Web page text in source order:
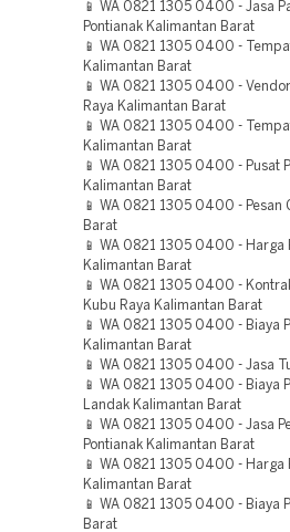
📱 WA 0821 1305 0400 - Jasa
Pontianak Kalimantan Barat
📱 WA 0821 1305 0400 -
Kalimantan Barat
📱 WA 0821 1305 0400 -
Raya Kalimantan Barat
📱 WA 0821 1305 0400 -
Kalimantan Barat
📱 WA 0821 1305 0400 - Pusat
Kalimantan Barat
📱 WA 0821 1305 0400 - Pesan
Barat
📱 WA 0821 1305 0400 - Harga
Kalimantan Barat
📱 WA 0821 1305 0400 -
Kubu Raya Kalimantan Barat
📱 WA 0821 1305 0400 - Biaya
Kalimantan Barat
📱 WA 0821 1305 0400 - Jasa
📱 WA 0821 1305 0400 - Biaya
Landak Kalimantan Barat
📱 WA 0821 1305 0400 - Jasa
Pontianak Kalimantan Barat
📱 WA 0821 1305 0400 - Harga
Kalimantan Barat
📱 WA 0821 1305 0400 - Biaya
Barat